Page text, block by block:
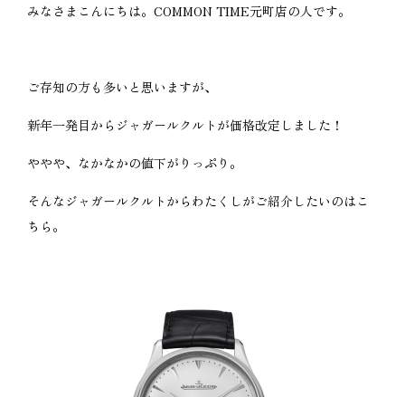
みなさまこんにちは。COMMON TIME元町店の人です。
ご存知の方も多いと思いますが、
新年一発目からジャガールクルトが価格改定しました！
ややや、なかなかの値下がりっぷり。
そんなジャガールクルトからわたくしがご紹介したいのはこ
ちら。